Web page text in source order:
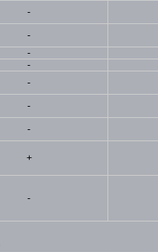
-
-
-
-
-
-
-
+
-